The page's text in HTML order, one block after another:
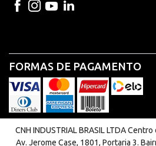
FORMAS DE PAGAMENTO
CNH INDUSTRIAL BRASIL LTDA
Av. Jerome Case, 1801, Portaria 3.